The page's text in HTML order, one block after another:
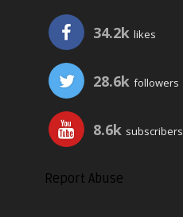
34.2k likes
28.6k followers
8.6k subscribers
Report Abuse